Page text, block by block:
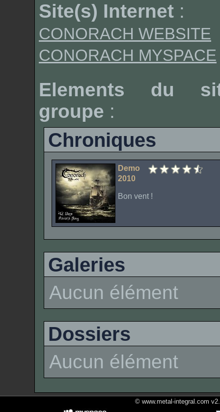
Site(s) Internet :
CONORACH WEBSITE
CONORACH MYSPACE
Elements du
groupe :
Chroniques
Demo
2010
Bon vent !
Galeries
Aucun élément
Dossiers
Aucun élément
© www.metal-integral.com